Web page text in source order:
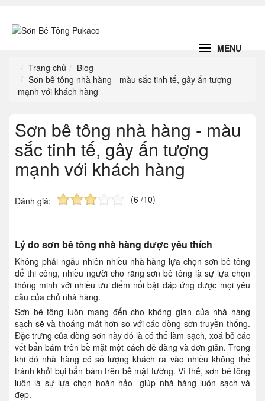
MENU
Trang chủ
Blog
Sơn bê tông nhà hàng - màu sắc tinh tế, gây ấn tượng
mạnh với khách hàng
Sơn bê tông nhà hàng - màu
sắc tinh tế, gây ấn tượng
mạnh với khách hàng
Đánh giá: (6 /10)
Lý do sơn bê tông nhà hàng được yêu thích
Không phải ngẫu nhiên nhiều nhà hàng lựa chọn sơn bê tông
để thi công, nhiều người cho rằng sơn bê tông là sự lựa chọn
thông minh với nhiều ưu điểm nổi bật đáp ứng được mọi yêu
cầu của chủ nhà hàng.
Sơn bê tông luôn mang đến cho không gian của nhà hàng
sạch sẽ và thoáng mát hơn so với các dòng sơn truyền thống.
Đặc trưng của dòng sơn này đó là có thể làm sạch, xoá bỏ các
vết bẩn bám trên bề mặt một cách dễ dàng và đơn giản. Trong
khi đó nhà hàng có số lượng khách ra vào nhiều không thể
tránh khỏi bụi bẩn bám trên bề mặt tường. Vì thế, sơn bê tông
luôn là sự lựa chọn hoàn hảo giúp nhà hàng luôn sạch và
đẹp.